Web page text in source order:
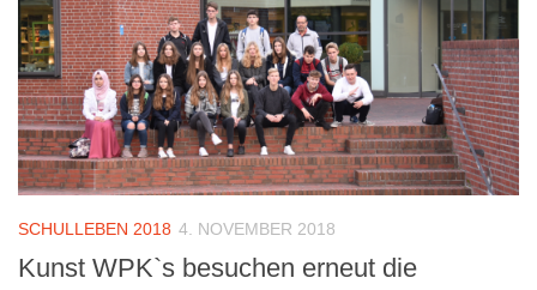
SCHULLEBEN 2018 4. NOVEMBER 2018
Kunst WPK`s besuchen erneut die